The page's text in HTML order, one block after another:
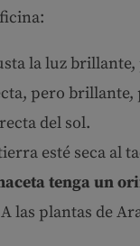
la luz
pero brillante,
del sol.
esté seca al
tenga un
las plantas de